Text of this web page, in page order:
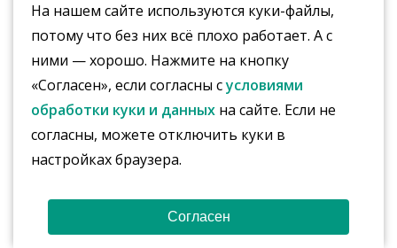
На нашем сайте используются куки-файлы,
потому что без них всё плохо работает. А с
ними — хорошо. Нажмите на кнопку
«Согласен», если согласны сусловиями
обработки куки и данных на сайте. Если не
согласны, можете отключить куки в
настройках браузера.
Согласен